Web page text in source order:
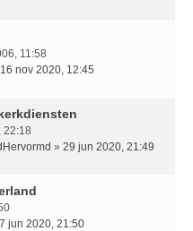
11:58
16 nov 2020, 12:45
22:18
» 29 jun 2020, 21:49
jun 2020, 21:50